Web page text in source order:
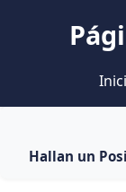
Hallan un